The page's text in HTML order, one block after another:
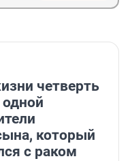
четверть
который
с раком